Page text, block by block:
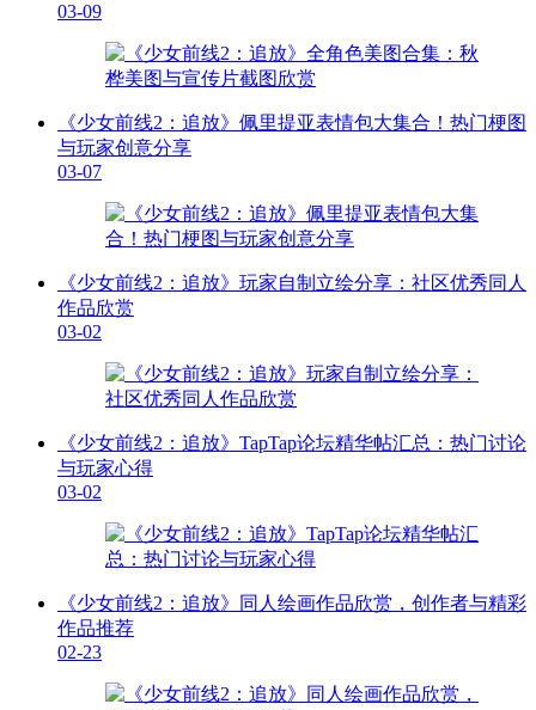
03-09
《少女前线2：追放》佩里提亚表情包大集合！热门梗图
与玩家创意分享
03-07
《少女前线2：追放》玩家自制立绘分享：社区优秀同人
作品欣赏
03-02
《少女前线2：追放》TapTap论坛精华帖汇总：热门讨论
与玩家心得
03-02
《少女前线2：追放》同人绘画作品欣赏，创作者与精彩
作品推荐
02-23